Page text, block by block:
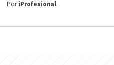
PoriProfesional